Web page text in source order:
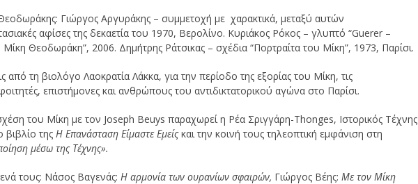
Γιώργος Αργυράκης – συμμετοχή με χαρακτικά, μεταξύ αυτών
αφίσες της δεκαετία του 1970, Βερολίνο. Κυριάκος Ρόκος – γλυπτό “Guerer –
Θεοδωράκη”, 2006. Δημήτρης Ράτσικας – σχέδια “Πορτραίτα του Μίκη”, 1973, Παρίσι.
τη βιολόγο Λαοκρατία Λάκκα, για την περίοδο της εξορίας του Μίκη, τις
επιστήμονες και ανθρώπους του αντιδικτατορικού αγώνα στο Παρίσι.
του Μίκη με τον Joseph Beuys παραχωρεί η Ρέα Σριγγάρη-Thonges, Ιστορικός Τέχνης
βιβλίο τηςΗ Επανάσταση Είμαστε Εμείςκαι την κοινή τους τηλεοπτική εμφάνιση στη
μέσω της Τέχνης».
τους: Νάσος Βαγενάς:Η αρμονία των ουρανίων σφαιρών, Γιώργος Βέης:Με τον Μίκη